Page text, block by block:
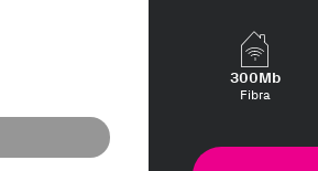
300Mb
Fibra